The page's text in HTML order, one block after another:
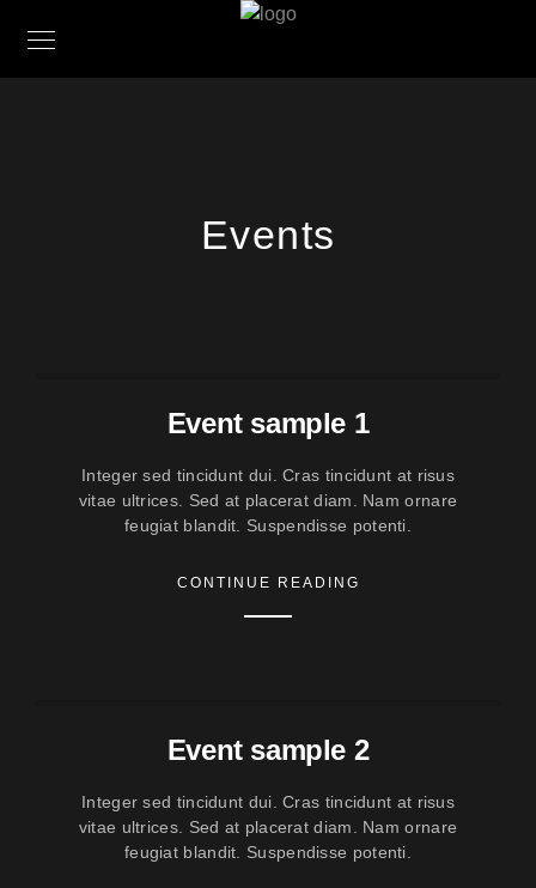
Events
Event sample 1
Integer sed tincidunt dui. Cras tincidunt at risus
vitae ultrices. Sed at placerat diam. Nam ornare
feugiat blandit. Suspendisse potenti.
CONTINUE READING
Event sample 2
Integer sed tincidunt dui. Cras tincidunt at risus
vitae ultrices. Sed at placerat diam. Nam ornare
feugiat blandit. Suspendisse potenti.